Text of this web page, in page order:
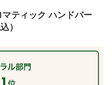
ティック ハンドバー
）